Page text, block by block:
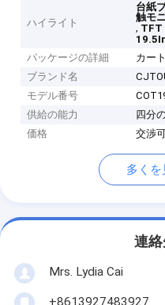
ハイライト
台紙
触モ
, TFT
パッケージの詳細
カー
ブランド名
モデル番号
供給の能力
四分
価格
交渉
多くを
連
Mrs. Lydia Cai
+8613927483927